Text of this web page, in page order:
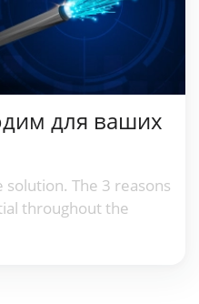
The 3 reasons
throughout the